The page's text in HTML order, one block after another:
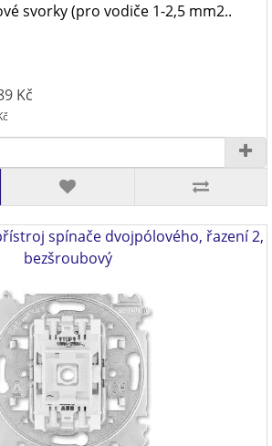
svorky (pro vodiče 1-2,5 mm2..
Kč
spínače dvojpólového, řazení 2,
bezšroubový